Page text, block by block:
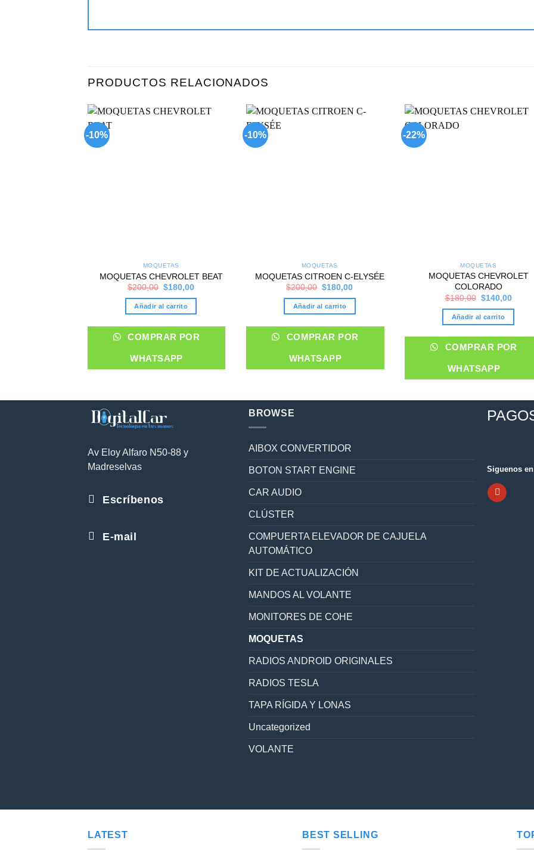
PRODUCTOS RELACIONADOS
-10%
MOQUETAS
MOQUETAS CHEVROLET BEAT
$200,00 Original
was:
$200,00.
$180,00Current
is:
Añadir al carrito
COMPRAR POR
WHATSAPP
-10%
MOQUETAS
MOQUETAS CITROEN C-ELYSÉE
$200,00 Original
was:
$200,00.
$180,00Current
is:
Añadir al carrito
COMPRAR POR
WHATSAPP
-22%
MOQUETAS
MOQUETAS CHEVROLET
COLORADO
$180,00 Original
was:
$180,00.
$140,00
is:
Añadir al carrito
COMPRAR POR
WHATSAPP
Av Eloy Alfaro N50-88 y
Madreselvas
Escríbenos
E-mail
BROWSE
AIBOX CONVERTIDOR
BOTON START ENGINE
CAR AUDIO
CLÚSTER
COMPUERTA ELEVADOR DE CAJUELA
AUTOMÁTICO
KIT DE ACTUALIZACIÓN
MANDOS AL VOLANTE
MONITORES DE COHE
MOQUETAS
RADIOS ANDROID ORIGINALES
RADIOS TESLA
TAPA RÍGIDA Y LONAS
Uncategorized
VOLANTE
Siguenos
LATEST BEST SELLING